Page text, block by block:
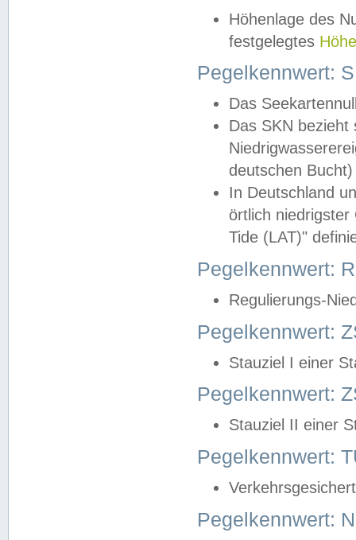
Höhenlage des
festgelegtes
Pegelkennwert:
Das
Das SKN
deutschen
In Deutschland
örtlich
Tide (LAT)"
Pegelkennwert:
Regulierungs-
Pegelkennwert:
Stauziel I einer
Pegelkennwert:
Stauziel II einer
Pegelkennwert:
Pegelkennwert: